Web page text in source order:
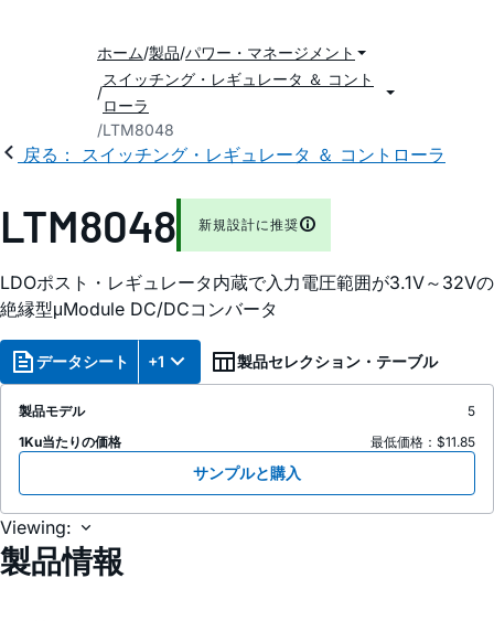
ホーム 製品 パワー・マネージメント
スイッチング・レギュレータ ＆ コント
ローラ
LTM8048
戻る： スイッチング・レギュレータ ＆ コントローラ
LTM8048 新規設計に推奨
LDOポスト・レギュレータ内蔵で入力電圧範囲が3.1V～32Vの
絶縁型μModule DC/DCコンバータ
データシート +1 製品セレクション・テーブル
製品モデル
5
1Ku当たりの価格
最低価格：$11.85
サンプルと購入
Viewing:
製品情報